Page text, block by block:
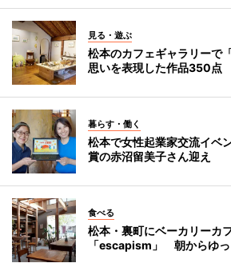
見る・遊ぶ
松本のカフェギャラリー
思いを表現した作品350点
暮らす・働く
松本で女性起業家交流イ
賞の赤沼留美子さん迎え
食べる
松本・裏町にベーカリーカ
「escapism」 朝からゆっ